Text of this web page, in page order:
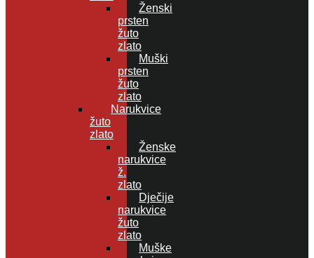
Ženski
prsten
žuto
zlato
Muški
prsten
žuto
zlato
Narukvice
žuto
zlato
Ženske
narukvice
ž.
zlato
Dječije
narukvice
žuto
zlato
Muške